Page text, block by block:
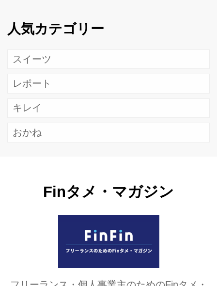
人気カテゴリー
スイーツ
レポート
キレイ
おかね
Finタメ・マガジン